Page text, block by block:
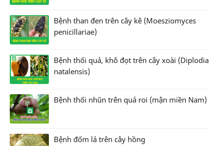
Bệnh than đen trên cây kê (Moesziomyces
penicillariae)
Bệnh thối quả, khô đọt trên cây xoài (Diplodia
natalensis)
Bệnh thối nhũn trên quả roi (mận miền Nam)
Bệnh đốm lá trên cây hồng